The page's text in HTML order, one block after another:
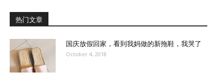
热门文章
国庆放假回家，看到我妈做的新拖鞋，我哭了
October 4, 2018